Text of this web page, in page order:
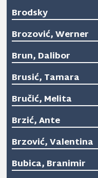
Brodsky
Brozović, Werner
Brun, Dalibor
Brusić, Tamara
Bručić, Melita
Brzić, Ante
Brzović, Valentina
Bubica, Branimir